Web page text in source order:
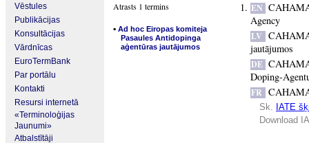
Vēstules
Publikācijas
Konsultācijas
Vārdnīcas
EuroTermBank
Par portālu
Kontakti
Resursi internetā
«Terminoloģijas
Jaunumi»
Atbalstītāji
Atrasts 1 termins
▪ Ad hoc Eiropas komiteja
Pasaules Antidopinga
aģentūras jautājumos
EN
Agency
LV
jautājumos
DE
Doping-
FR
Sk. IATE
Download